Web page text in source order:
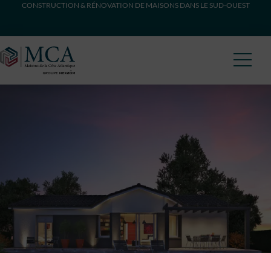
CONSTRUCTION & RÉNOVATION DE MAISONS DANS LE SUD-OUEST